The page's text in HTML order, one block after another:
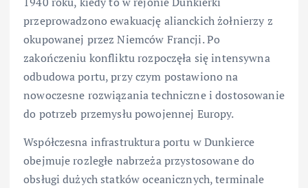
przeprowadzono ewakuację alianckich żołnierzy z
okupowanej przez Niemców Francji. Po
zakończeniu konfliktu rozpoczęła się intensywna
odbudowa portu, przy czym postawiono na
nowoczesne rozwiązania techniczne i dostosowanie
do potrzeb przemysłu powojennej Europy.
Współczesna infrastruktura portu w Dunkierce
obejmuje rozległe nabrzeża przystosowane do
obsługi dużych statków oceanicznych, terminale